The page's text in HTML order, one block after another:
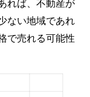
ない地域であれ
で売れる可能性